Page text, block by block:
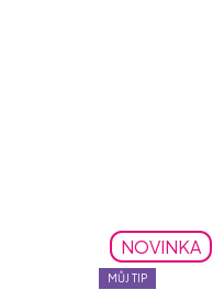
NOVINKA
MŮJ TIP